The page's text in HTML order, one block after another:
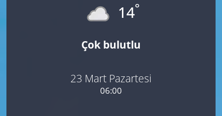
14°
Çok bulutlu
23 Mart Pazartesi
06:00
KÜLTÜR SANAT